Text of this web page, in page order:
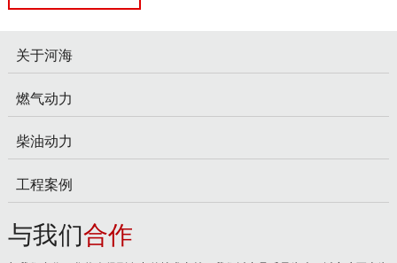
关于河海
燃气动力
柴油动力
工程案例
与我们合作